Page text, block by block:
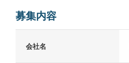
募集内容
会社名